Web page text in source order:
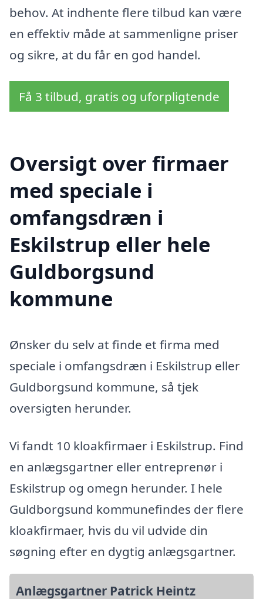
behov. At indhente flere tilbud kan være
en effektiv måde at sammenligne priser
og sikre, at du får en god handel.
Få 3 tilbud, gratis og uforpligtende
Oversigt over firmaer
med speciale i
omfangsdræn i
Eskilstrup eller hele
Guldborgsund
kommune
Ønsker du selv at finde et firma med
speciale i omfangsdræn i Eskilstrup eller
Guldborgsund kommune, så tjek
oversigten herunder.
Vi fandt 10 kloakfirmaer i Eskilstrup. Find
en anlægsgartner eller entreprenør i
Eskilstrup og omegn herunder. I hele
Guldborgsund kommunefindes der flere
kloakfirmaer, hvis du vil udvide din
søgning efter en dygtig anlægsgartner.
Anlægsgartner Patrick Heintz